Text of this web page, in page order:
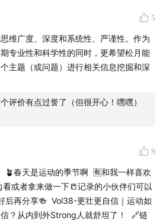
小程序能买到的新朋友
「营养工厂
的支持 ❤️
营养工厂，全球高品质营养补剂
大家提供高品质、工厂价的营养补
价格都在两位数(一个月的量)，比
靡欧美的天价抗衰成分 NMN （提
一个月75元！让有需求的朋友轻松
价比超高，他们还敢直接把成本写
5
维广度、深度和系统性、严谨性。作为
专业性和科学性的同时，更希望松月能
主题（或问题）进行相关信息挖掘和深
评价有点过誉了（但很开心！嘿嘿）
9
🪴春天是运动的季节啊 🈶️和我一样喜欢
看或者拿来做一下📒记录的小伙伴们可以
后再分享🍻 Vol38-更壮更自信｜运动如
？从内到外Strong人就舒坦了！ 🔗链